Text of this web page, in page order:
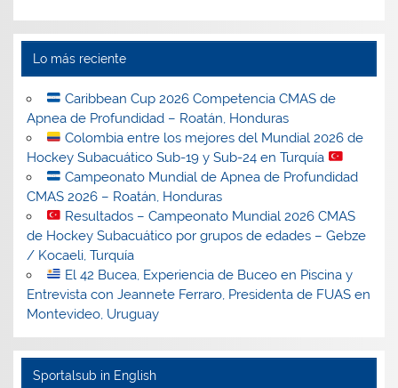
Lo más reciente
Caribbean Cup 2026 Competencia CMAS de
Apnea de Profundidad – Roatán, Honduras
Colombia entre los mejores del Mundial 2026 de
Hockey Subacuático Sub-19 y Sub-24 en Turquía
Campeonato Mundial de Apnea de Profundidad
CMAS 2026 – Roatán, Honduras
Resultados – Campeonato Mundial 2026 CMAS
de Hockey Subacuático por grupos de edades – Gebze
/ Kocaeli, Turquía
El 42 Bucea, Experiencia de Buceo en Piscina y
Entrevista con Jeannete Ferraro, Presidenta de FUAS en
Montevideo, Uruguay
Sportalsub in English